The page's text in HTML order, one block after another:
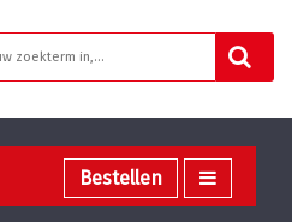
Bestellen